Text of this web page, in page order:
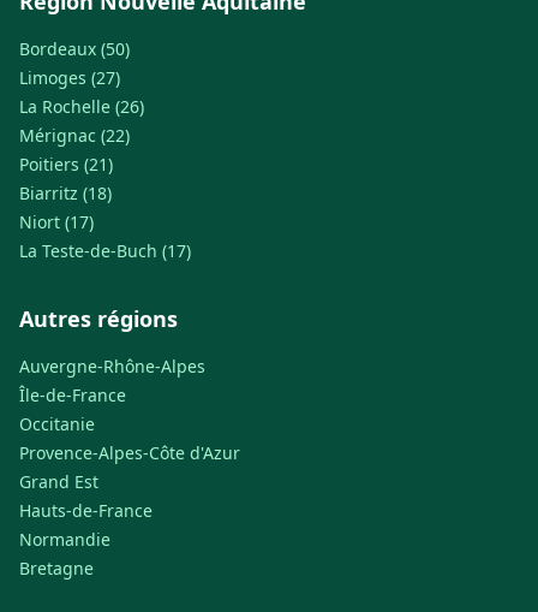
Bordeaux (50)
Limoges (27)
La Rochelle (26)
Mérignac (22)
Poitiers (21)
Biarritz (18)
Niort (17)
La Teste-de-Buch (17)
Autres régions
Auvergne-Rhône-Alpes
Île-de-France
Occitanie
Provence-Alpes-Côte d'Azur
Grand Est
Hauts-de-France
Normandie
Bretagne